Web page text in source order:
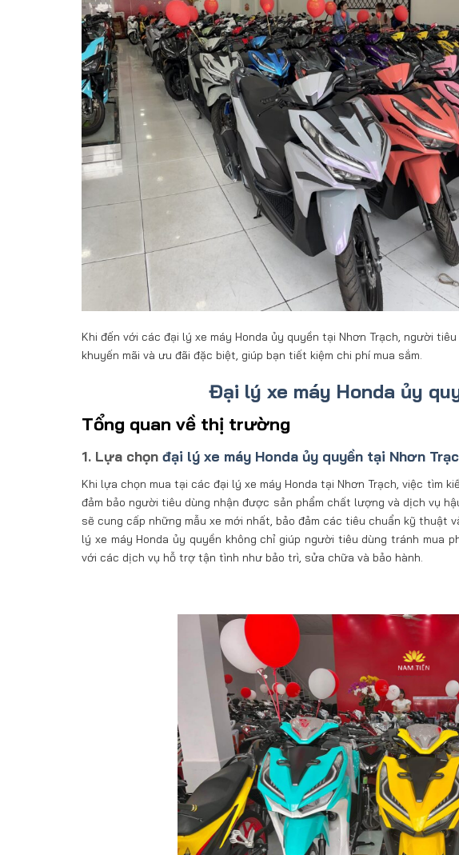
Khi đến với các đại lý xe máy Honda ủy quyền tại Nhơn Trạch, người
khuyến mãi và ưu đãi đặc biệt, giúp bạn tiết kiệm chi phí mua sắm.
Đại lý xe máy Honda ủy
Tổng quan về thị trường
1. Lựa chọn đại lý xe máy Honda ủy quyền tại Nhơn
Khi lựa chọn mua tại các đại lý xe máy Honda tại Nhơn Trạch, việc tìm
đảm bảo người tiêu dùng nhận được sản phẩm chất lượng và dịch vụ
sẽ cung cấp những mẫu xe mới nhất, bảo đảm các tiêu chuẩn kỹ thuật
lý xe máy Honda ủy quyền không chỉ giúp người tiêu dùng tránh mua
với các dịch vụ hỗ trợ tận tình như bảo trì, sửa chữa và bảo hành.